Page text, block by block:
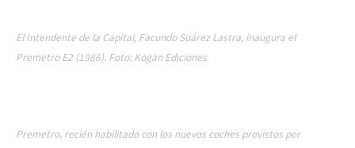
El Intendente de la Capital, Facundo Suárez Lastra, inaugura el
Premetro E2 (1986). Foto: Kogan Ediciones
Premetro, recién habilitado con los nuevos coches provistos por